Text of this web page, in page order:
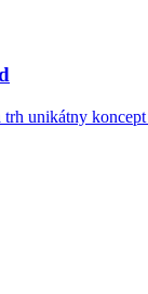
unikátny